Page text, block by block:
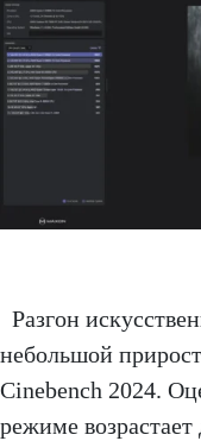
Разгон
небольшой
Cinebench 2024.
режиме